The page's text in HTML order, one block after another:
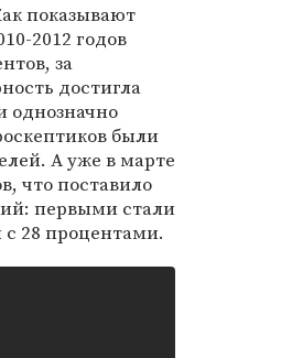
показывают
2012 годов
за
достигла
однозначно
были
А уже в марте
что поставило
первыми стали
28 процентами.